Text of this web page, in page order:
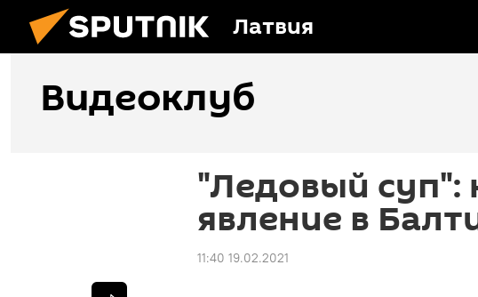
Латвия
Видеоклуб
"Ледовый суп":
явление в
11:40 19.02.2021